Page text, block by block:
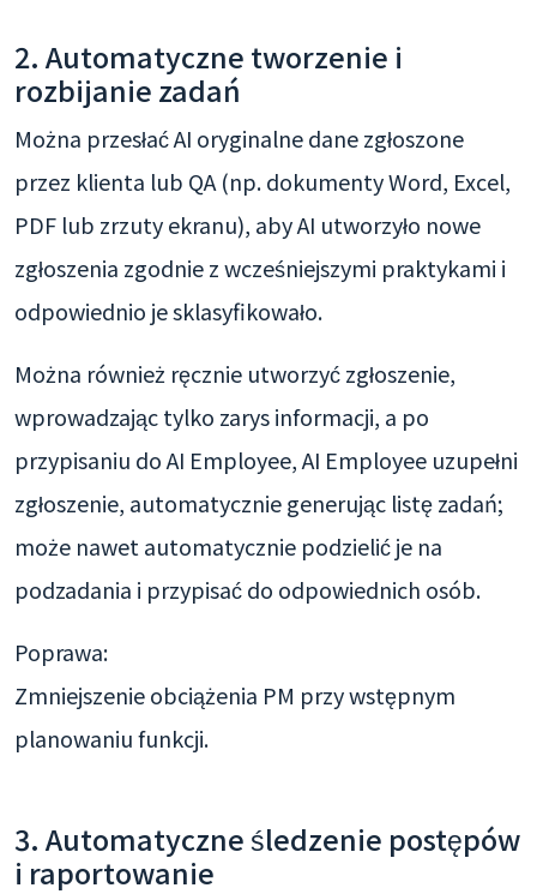
2. Automatyczne tworzenie i
rozbijanie zadań
Można przesłać AI oryginalne dane zgłoszone
przez klienta lub QA (np. dokumenty Word, Excel,
PDF lub zrzuty ekranu), aby AI utworzyło nowe
zgłoszenia zgodnie z wcześniejszymi praktykami i
odpowiednio je sklasyfikowało.
Można również ręcznie utworzyć zgłoszenie,
wprowadzając tylko zarys informacji, a po
przypisaniu do AI Employee, AI Employee uzupełni
zgłoszenie, automatycznie generując listę zadań;
może nawet automatycznie podzielić je na
podzadania i przypisać do odpowiednich osób.
Poprawa:
Zmniejszenie obciążenia PM przy wstępnym
planowaniu funkcji.
3. Automatyczne śledzenie postępów
i raportowanie